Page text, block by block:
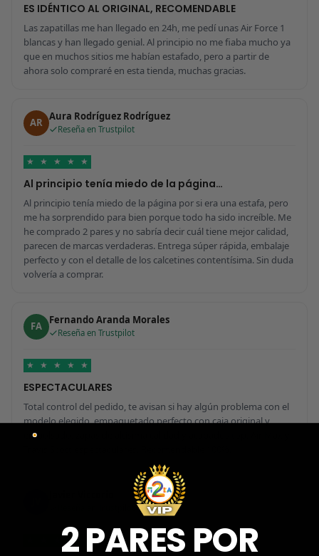
ES IDÉNTICO AL ORIGINAL, RECOMENDABLE
Las zapatillas me han llegado en 24h, me pedí unas Air Force 1
blancas y han llegado genial. Al principio no me fiaba mucho ya
que en muchos sitios me habían estafado, pero a partir de
ahora solo compraré en esta tienda, muchas gracias.
AR Aura Rodríguez Rodríguez
Reseña en Trustpilot
★ ★ ★ ★ ★
Al principio tenía miedo de la página…
Al principio tenía miedo de la página por si era una estafa, pero
me ha sorprendido para bien porque todo ha sido increíble. Me
he comprado 2 pares y no sabría decir cuál tiene mejor calidad,
parecen de marcas verdaderas. Entrega súper rápida, embalaje
perfecto y con el detalle de los calcetines contentísima. Sin duda
volvería a comprar.
FA Fernando Aranda Morales
Reseña en Trustpilot
★ ★ ★ ★ ★
ESPECTACULARES
Total control del pedido, te avisan si hay algún problema con el
modelo elegido, empaquetado perfecto con caja original y
embolsado, zapas de altísima calidad y acabados top. Air Max y
★
2 PARES POR